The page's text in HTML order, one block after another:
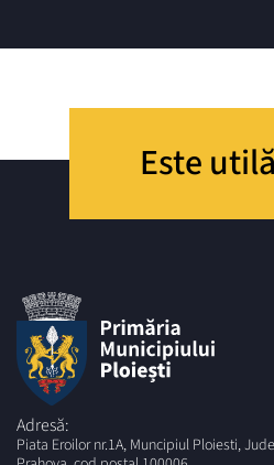
Este
Adresă:
Piata Eroilor nr.1A, Muncipiul Ploiesti,